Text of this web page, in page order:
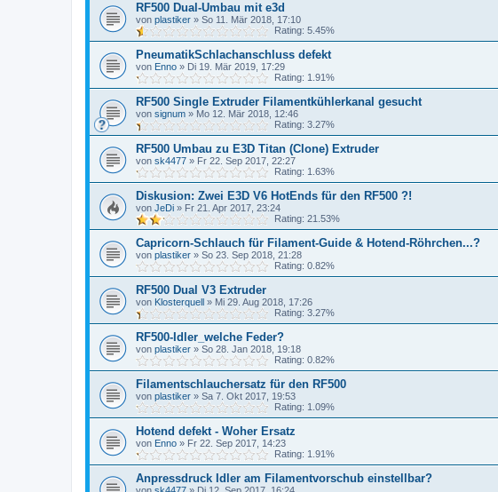
RF500 Dual-Umbau mit e3d
von plastiker » So 11. Mär 2018, 17:10
Rating: 5.45%
PneumatikSchlachanschluss defekt
von Enno » Di 19. Mär 2019, 17:29
Rating: 1.91%
RF500 Single Extruder Filamentkühlerkanal gesucht
von signum » Mo 12. Mär 2018, 12:46
Rating: 3.27%
RF500 Umbau zu E3D Titan (Clone) Extruder
von sk4477 » Fr 22. Sep 2017, 22:27
Rating: 1.63%
Diskusion: Zwei E3D V6 HotEnds für den RF500 ?!
von JeDi » Fr 21. Apr 2017, 23:24
Rating: 21.53%
Capricorn-Schlauch für Filament-Guide & Hotend-Röhrchen...?
von plastiker » So 23. Sep 2018, 21:28
Rating: 0.82%
RF500 Dual V3 Extruder
von Klosterquell » Mi 29. Aug 2018, 17:26
Rating: 3.27%
RF500-Idler_welche Feder?
von plastiker » So 28. Jan 2018, 19:18
Rating: 0.82%
Filamentschlauchersatz für den RF500
von plastiker » Sa 7. Okt 2017, 19:53
Rating: 1.09%
Hotend defekt - Woher Ersatz
von Enno » Fr 22. Sep 2017, 14:23
Rating: 1.91%
Anpressdruck Idler am Filamentvorschub einstellbar?